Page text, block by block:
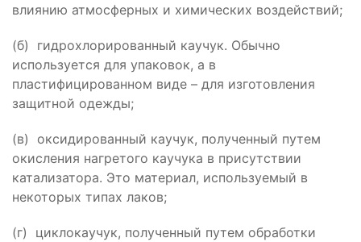
влиянию атмосферных и химических воздействий;
(б) гидрохлорированный каучук. Обычно
используется для упаковок, а в
пластифицированном виде – для изготовления
защитной одежды;
(в) оксидированный каучук, полученный путем
окисления нагретого каучука в присутствии
катализатора. Это материал, используемый в
некоторых типах лаков;
(г) циклокаучук, полученный путем обработки